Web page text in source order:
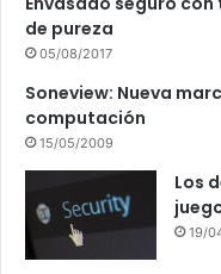
de pureza
05/08/2017
Soneview: Nueva
computación
15/05/2009
Los
19/